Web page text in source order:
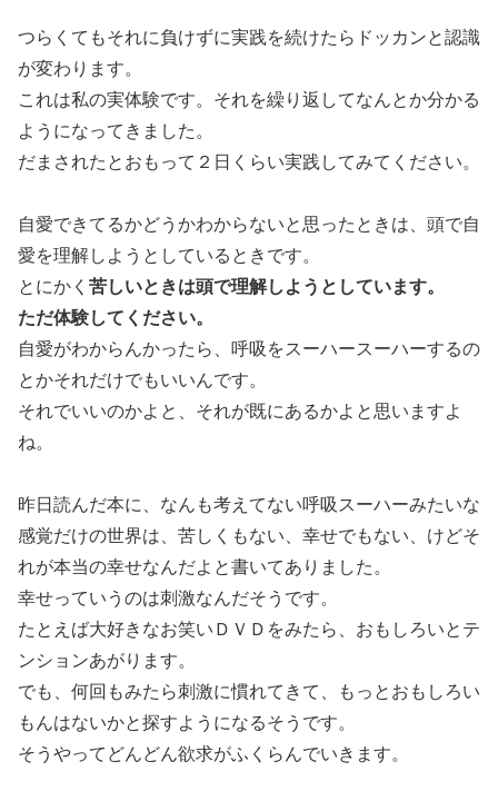
つらくてもそれに負けずに実践を続けたらドッカンと認識
が変わります。
これは私の実体験です。それを繰り返してなんとか分かる
ようになってきました。
だまされたとおもって２日くらい実践してみてください。
自愛できてるかどうかわからないと思ったときは、頭で自
愛を理解しようとしているときです。
とにかく 苦しいときは頭で理解しようとしています。
ただ体験してください。
自愛がわからんかったら、呼吸をスーハースーハーするの
とかそれだけでもいいんです。
それでいいのかよと、それが既にあるかよと思いますよ
ね。
昨日読んだ本に、なんも考えてない呼吸スーハーみたいな
感覚だけの世界は、苦しくもない、幸せでもない、けどそ
れが本当の幸せなんだよと書いてありました。
幸せっていうのは刺激なんだそうです。
たとえば大好きなお笑いＤＶＤをみたら、おもしろいとテ
ンションあがります。
でも、何回もみたら刺激に慣れてきて、もっとおもしろい
もんはないかと探すようになるそうです。
そうやってどんどん欲求がふくらんでいきます。